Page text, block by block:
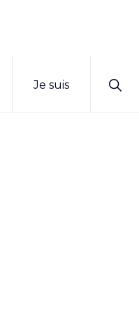
Je suis